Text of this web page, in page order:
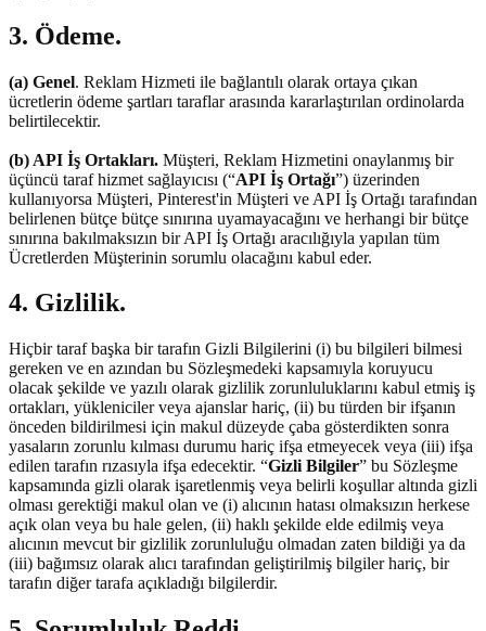
3. Ödeme.
(a) Genel. Reklam Hizmeti ile bağlantılı olarak ortaya çıkan
ücretlerin ödeme şartları taraflar arasında kararlaştırılan ordinolarda
belirtilecektir.
(b) API İş Ortakları. Müşteri, Reklam Hizmetini onaylanmış bir
üçüncü taraf hizmet sağlayıcısı (“API İş Ortağı”) üzerinden
kullanıyorsa Müşteri, Pinterest'in Müşteri ve API İş Ortağı tarafından
belirlenen bütçe bütçe sınırına uyamayacağını ve herhangi bir bütçe
sınırına bakılmaksızın bir API İş Ortağı aracılığıyla yapılan tüm
Ücretlerden Müşterinin sorumlu olacağını kabul eder.
4. Gizlilik.
Hiçbir taraf başka bir tarafın Gizli Bilgilerini (i) bu bilgileri bilmesi
gereken ve en azından bu Sözleşmedeki kapsamıyla koruyucu
olacak şekilde ve yazılı olarak gizlilik zorunluluklarını kabul etmiş iş
ortakları, yükleniciler veya ajanslar hariç, (ii) bu türden bir ifşanın
önceden bildirilmesi için makul düzeyde çaba gösterdikten sonra
yasaların zorunlu kılması durumu hariç ifşa etmeyecek veya (iii) ifşa
edilen tarafın rızasıyla ifşa edecektir. “Gizli Bilgiler” bu Sözleşme
kapsamında gizli olarak işaretlenmiş veya belirli koşullar altında gizli
olması gerektiği makul olan ve (i) alıcının hatası olmaksızın herkese
açık olan veya bu hale gelen, (ii) haklı şekilde elde edilmiş veya
alıcının mevcut bir gizlilik zorunluluğu olmadan zaten bildiği ya da
(iii) bağımsız olarak alıcı tarafından geliştirilmiş bilgiler hariç, bir
tarafın diğer tarafa açıkladığı bilgilerdir.